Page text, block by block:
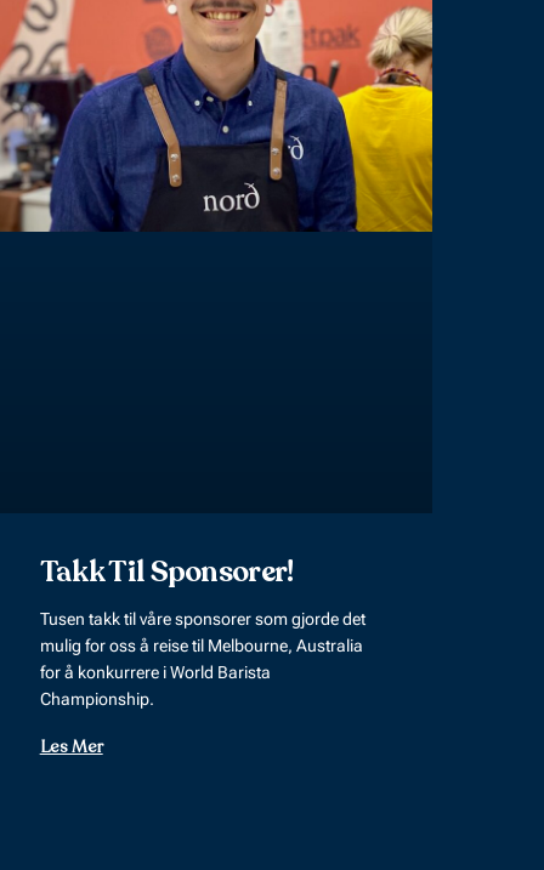
Takk Til Sponsorer!
Tusen takk til våre sponsorer som gjorde det
mulig for oss å reise til Melbourne, Australia
for å konkurrere i World Barista
Championship.
Les Mer